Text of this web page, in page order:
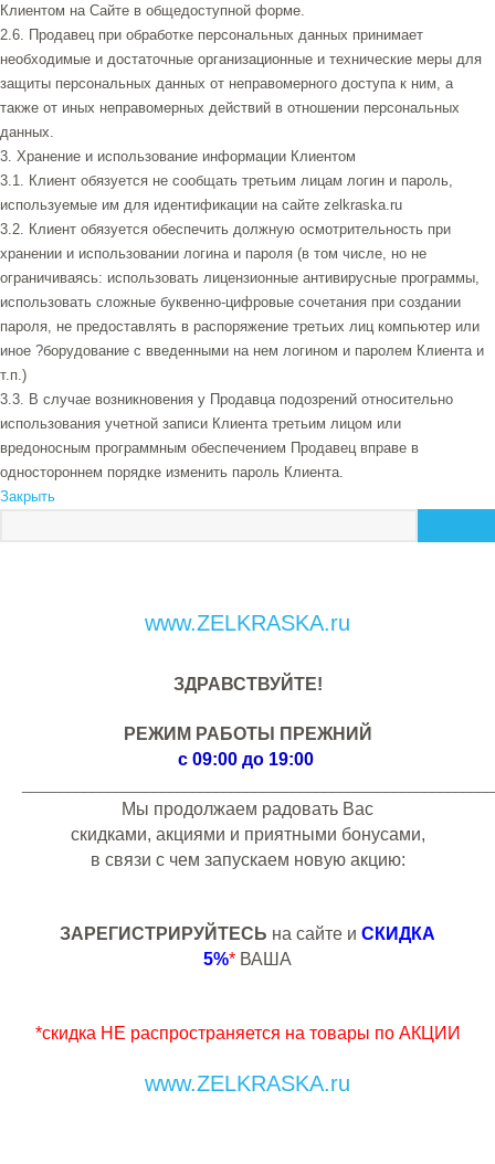
Клиентом на Сайте в общедоступной форме.
2.6. Продавец при обработке персональных данных принимает
необходимые и достаточные организационные и технические меры для
защиты персональных данных от неправомерного доступа к ним, а
также от иных неправомерных действий в отношении персональных
данных.
3. Хранение и использование информации Клиентом
3.1. Клиент обязуется не сообщать третьим лицам логин и пароль,
используемые им для идентификации на сайте zelkraska.ru
3.2. Клиент обязуется обеспечить должную осмотрительность при
хранении и использовании логина и пароля (в том числе, но не
ограничиваясь: использовать лицензионные антивирусные программы,
использовать сложные буквенно-цифровые сочетания при создании
пароля, не предоставлять в распоряжение третьих лиц компьютер или
иное ?борудование с введенными на нем логином и паролем Клиента и
т.п.)
3.3. В случае возникновения у Продавца подозрений относительно
использования учетной записи Клиента третьим лицом или
вредоносным программным обеспечением Продавец вправе в
одностороннем порядке изменить пароль Клиента.
Закрыть
www.ZELKRASKA.ru
ЗДРАВСТВУЙТЕ!
РЕЖИМ РАБОТЫ ПРЕЖНИЙ
с 09:00 до 19:00
Мы продолжаем радовать Вас
скидками, акциями и приятными бонусами,
в связи с чем запускаем новую акцию:
ЗАРЕГИСТРИРУЙТЕСЬ на сайте и СКИДКА
5%* ВАША
*скидка НЕ распространяется на товары по АКЦИИ
www.ZELKRASKA.ru